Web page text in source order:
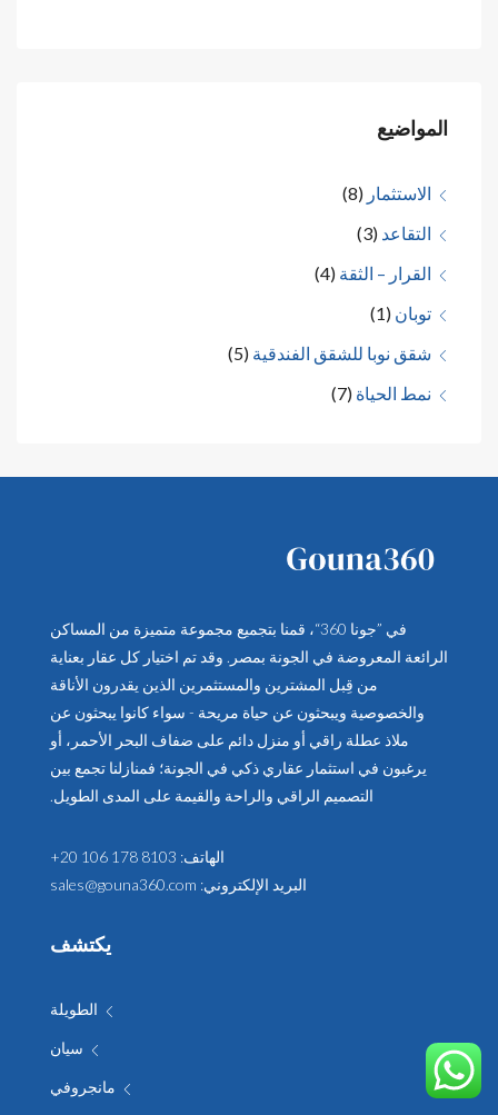
المواضيع
الاستثمار (8)
التقاعد (3)
القرار – الثقة (4)
توبان (1)
شقق نوبا للشقق الفندقية (5)
نمط الحياة (7)
في ”جونا 360“، قمنا بتجميع مجموعة متميزة من المساكن
الرائعة المعروضة في الجونة بمصر. وقد تم اختيار كل عقار بعناية
من قِبل المشترين والمستثمرين الذين يقدرون الأناقة
والخصوصية ويبحثون عن حياة مريحة - سواء كانوا يبحثون عن
ملاذ عطلة راقي أو منزل دائم على ضفاف البحر الأحمر، أو
يرغبون في استثمار عقاري ذكي في الجونة؛ فمنازلنا تجمع بين
التصميم الراقي والراحة والقيمة على المدى الطويل.
الهاتف: +20 106 178 8103
البريد الإلكتروني: sales@gouna360.com
يكتشف
الطويلة
سيان
مانجروفي